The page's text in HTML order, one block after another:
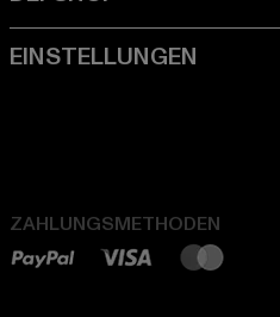
ZAHLUNGSMETHODEN